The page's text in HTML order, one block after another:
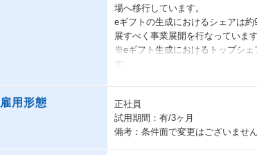
場へ移行しています。
eギフトの生成におけるシェアは
展すべく事業展開を行なっています
※eギフト生成におけるトップシェ
す。
るBtoBサービスも展開しています。
身近な例ですとSNSキャンペーン
提供しており、実はこのtoBサービ
雇用形態
正社員
試用期間：有/3ヶ月
備考：条件面で変更はございません